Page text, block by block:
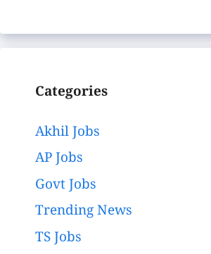
Categories
Akhil Jobs
AP Jobs
Govt Jobs
Trending News
TS Jobs